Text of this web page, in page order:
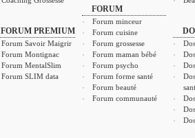
FORUM PREMIUM
Forum Savoir Maigrir
Forum Montignac
Forum MentalSlim
Forum SLIM data
FORUM
Forum minceur
Forum cuisine
Forum grossesse
Forum maman bébé
Forum psycho
Forum forme santé
Forum beauté
Forum communauté